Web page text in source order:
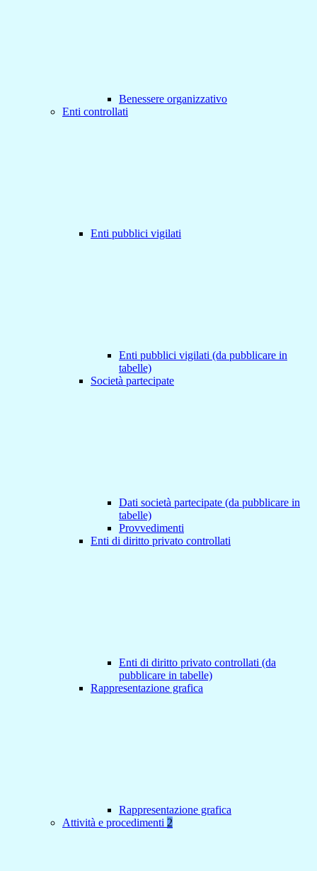
Benessere organizzativo
Enti controllati
Enti pubblici vigilati
Enti pubblici vigilati (da pubblicare in
tabelle)
Società partecipate
Dati società partecipate (da pubblicare in
tabelle)
Provvedimenti
Enti di diritto privato controllati
Enti di diritto privato controllati (da
pubblicare in tabelle)
Rappresentazione grafica
Rappresentazione grafica
Attività e procedimenti 2